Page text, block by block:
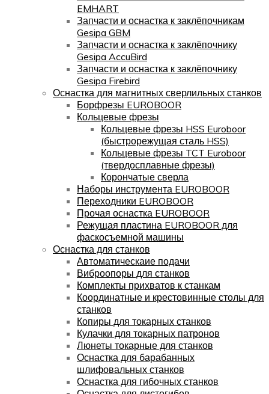
EMHART
Запчасти и оснастка к заклёпочникам
Gesipa GBM
Запчасти и оснастка к заклёпочнику
Gesipa AccuBird
Запчасти и оснастка к заклёпочнику
Gesipa Firebird
Оснастка для магнитных сверлильных станков
Борфрезы EUROBOOR
Кольцевые фрезы
Кольцевые фрезы HSS Euroboor
(быстрорежущая сталь HSS)
Кольцевые фрезы TCT Euroboor
(твердосплавные фрезы)
Корончатые сверла
Наборы инструмента EUROBOOR
Переходники EUROBOOR
Прочая оснастка EUROBOOR
Режущая пластина EUROBOOR для
фаскосъемной машины
Оснастка для станков
Автоматическаие подачи
Виброопоры для станков
Комплекты прихватов к станкам
Координатные и крестовинные столы для
станков
Копиры для токарных станков
Кулачки для токарных патронов
Люнеты токарные для станков
Оснастка для барабанных
шлифовальных станков
Оснастка для гибочных станков